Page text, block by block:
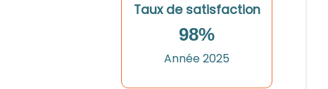
Taux de satisfaction
98%
Année 2025